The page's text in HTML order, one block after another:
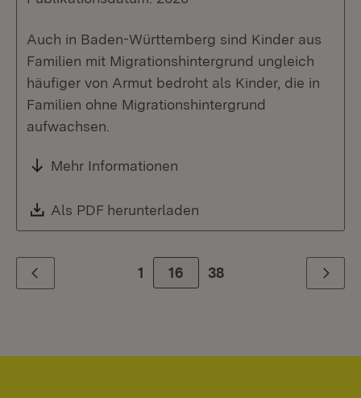
Auch in Baden-Württemberg sind Kinder aus
Familien mit Migrationshintergrund ungleich
häufiger von Armut bedroht als Kinder, die in
Familien ohne Migrationshintergrund
aufwachsen.
Mehr Informationen
Download:
Als PDF herunterladen
Zurück 1 Zur Seite
16 38 Weiter